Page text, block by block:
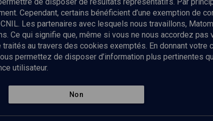
Politique de
personnelles
Cependant, certains bénéficient d’une exemption de
Les partenaires avec lesquels nous travaillons,
Ce qui signifie que, même si vous ne nous accordez
au travers des cookies exemptés. En donnant votre
permettez de disposer d’information plus pertinentes
utilisateur.
Non